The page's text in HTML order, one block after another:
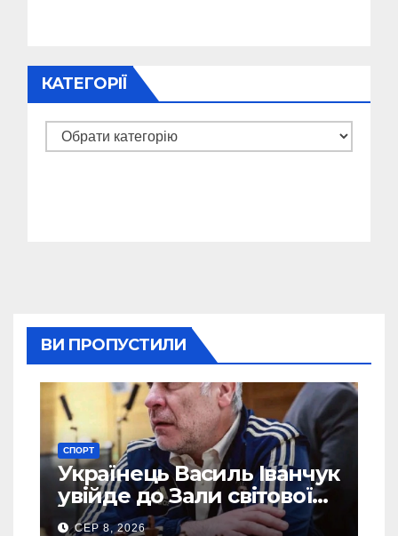
КАТЕГОРІЇ
Категорії
ВИ ПРОПУСТИЛИ
СПОРТ
Українець Василь Іванчук
увійде до Зали світової
шахової слави
СЕР 8, 2026